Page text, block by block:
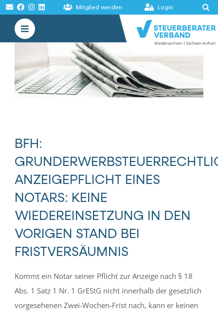
Zum
Inhalt
springen
Mitglied werden Login
Toggle
Navigation
VERBAND
AKADEMIE
BFH:
ANZEIGEPFLICHT EINES
NOTARS: KEINE
WIEDEREINSETZUNG IN DEN
VORIGEN STAND BEI
FRISTVERSÄUMNIS
Kommt ein Notar seiner Pflicht zur Anzeige nach § 18
Abs. 1 Satz 1 Nr. 1 GrEStG nicht innerhalb der gesetzlich
vorgesehenen Zwei-Wochen-Frist nach, kann er keinen